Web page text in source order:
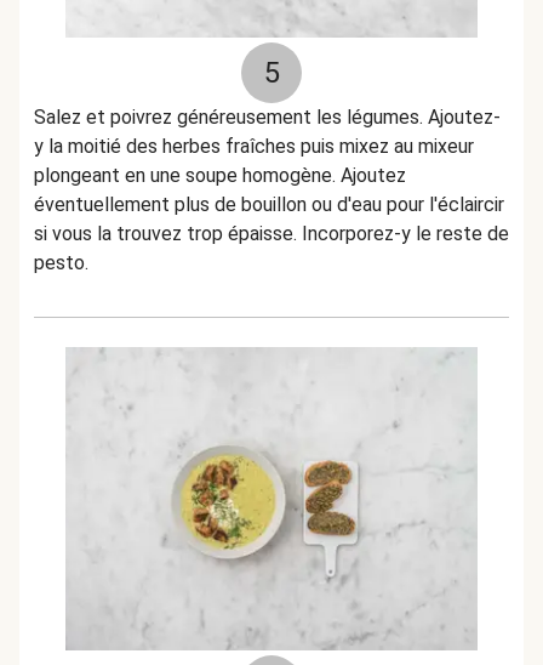
5
Salez et poivrez généreusement les légumes. Ajoutez-
y la moitié des herbes fraîches puis mixez au mixeur
plongeant en une soupe homogène. Ajoutez
éventuellement plus de bouillon ou d'eau pour l'éclaircir
si vous la trouvez trop épaisse. Incorporez-y le reste de
pesto.